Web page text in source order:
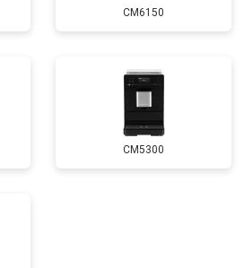
CM6150
CM5300